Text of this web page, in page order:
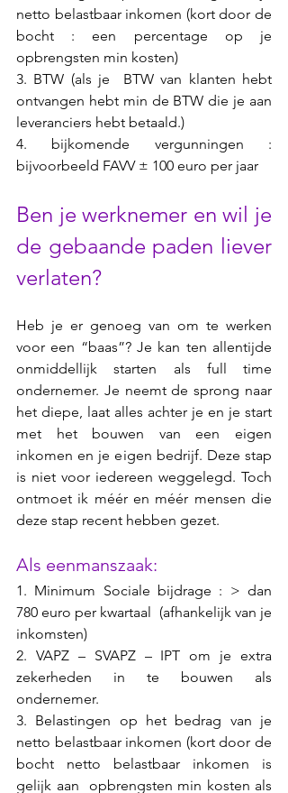
netto belastbaar inkomen (kort door de
bocht : een percentage op je
opbrengsten min kosten)
3. BTW (als je  BTW van klanten hebt
ontvangen hebt min de BTW die je aan
leveranciers hebt betaald.)
4. bijkomende vergunningen :
bijvoorbeeld FAVV ± 100 euro per jaar
Ben je werknemer en wil je
de gebaande paden liever
verlaten?
Heb je er genoeg van om te werken
voor een “baas”? Je kan ten allentijde
onmiddellijk starten als full time
ondernemer. Je neemt de sprong naar
het diepe, laat alles achter je en je start
met het bouwen van een eigen
inkomen en je eigen bedrijf. Deze stap
is niet voor iedereen weggelegd. Toch
ontmoet ik méér en méér mensen die
deze stap recent hebben gezet.
Als eenmanszaak:
1. Minimum Sociale bijdrage : > dan
780 euro per kwartaal  (afhankelijk van je
inkomsten)
2. VAPZ – SVAPZ – IPT om je extra
zekerheden in te bouwen als
ondernemer.
3. Belastingen op het bedrag van je
netto belastbaar inkomen (kort door de
bocht netto belastbaar inkomen is
gelijk aan  opbrengsten min kosten als